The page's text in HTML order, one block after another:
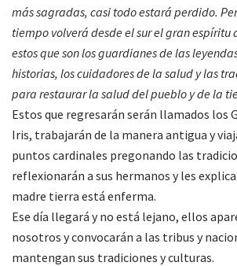
más sagradas, casi todo estará perdido.
tiempo volverá desde el sur el gran espíritu
estos que son los guardianes de las
historias, los cuidadores de la salud y las
para restaurar la salud del pueblo y de la
Estos que regresarán serán llamados los
Iris, trabajarán de la manera antigua y
puntos cardinales pregonando las
reflexionarán a sus hermanos y les
madre tierra está enferma.
Ese día llegará y no está lejano, ellos
nosotros y convocarán a las tribus y
mantengan sus tradiciones y culturas.